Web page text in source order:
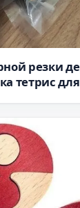
резки
тетрис